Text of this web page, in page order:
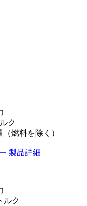
ク
燃料を除く）
製品詳細
ルク